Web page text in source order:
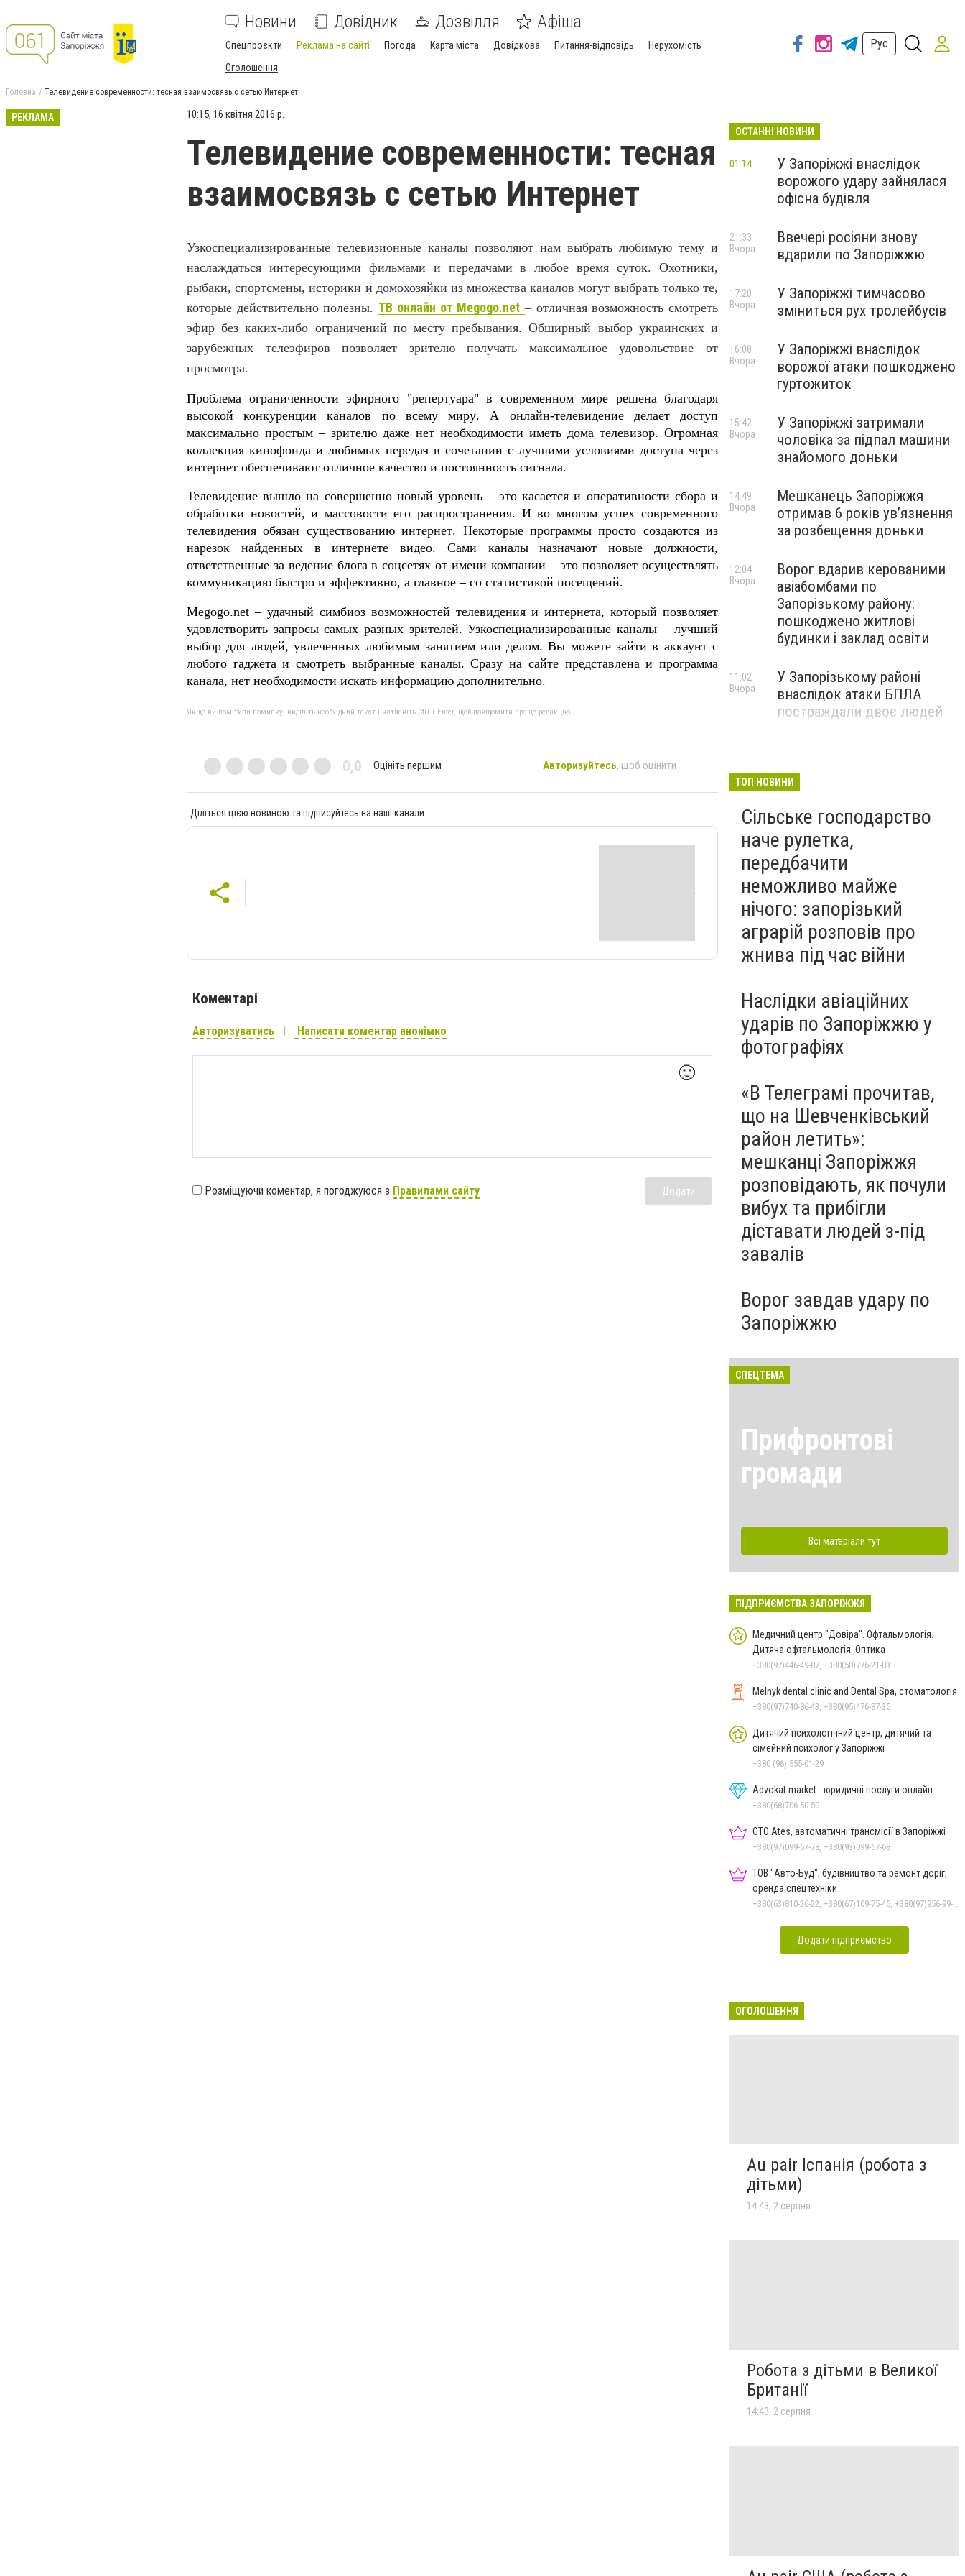
Новини Довідник Дозвілля Афіша
Спецпроєкти Реклама на сайті Погода Карта міста Довідкова Питання-відповідь
Нерухомість
Оголошення
Рус
Головна Телевидение современности: тесная взаимосвязь с сетью Интернет
РЕКЛАМА 10:15, 16 квітня 2016 р.
Телевидение современности: тесная
взаимосвязь с сетью Интернет
Узкоспециализированные телевизионные каналы позволяют нам выбрать любимую тему и
наслаждаться интересующими фильмами и передачами в любое время суток.Охотники,
рыбаки,спортсмены,историки и домохозяйки из множества каналов могут выбрать только те,
которые действительно полезны. ТВ онлайн от Megogo.net – отличная возможность смотреть
эфир без каких-либо ограничений по месту пребывания.Обширный выбор украинских и
зарубежных телеэфиров позволяет зрителю получать максимальное удовольствие от
просмотра.
Проблема ограниченности эфирного "репертуара" в современном мире решена благодаря
высокой конкуренции каналов по всему миру.А онлайн-телевидение делает доступ
максимально простым – зрителю даже нет необходимости иметь дома телевизор.Огромная
коллекция кинофонда и любимых передач в сочетании с лучшими условиями доступа через
интернет обеспечивают отличное качество и постоянность сигнала.
Телевидение вышло на совершенно новый уровень – это касается и оперативности сбора и
обработки новостей,и массовости его распространения. И во многом успех современного
телевидения обязан существованию интернет. Некоторые программы просто создаются из
нарезок найденных в интернете видео. Сами каналы назначают новые должности,
ответственные за ведение блога в соцсетях от имени компании – это позволяет осуществлять
коммуникацию быстро и эффективно, а главное – со статистикой посещений.
Megogo.net– удачный симбиоз возможностей телевидения и интернета, который позволяет
удовлетворить запросы самых разных зрителей.Узкоспециализированные каналы – лучший
выбор для людей, увлеченных любимым занятием или делом.Вы можете зайти в аккаунт с
любого гаджета и смотреть выбранные каналы.Сразу на сайте представлена и программа
канала, нет необходимости искать информацию дополнительно.
Якщо ви помітили помилку, виділіть необхідний текст і натисніть Ctrl + Enter, щоб повідомити про це редакцію
0,0 Оцініть першим Авторизуйтесь, щоб оцінити
Діліться цією новиною та підписуйтесь на наші канали
Коментарі
Авторизуватись Написати коментар анонімно
🙂
Розміщуючи коментар, я погоджуюся з Правилами сайту Додати
ОСТАННІ НОВИНИ
У Запоріжжі внаслідок
ворожого удару зайнялася
офісна будівля
01:14
Ввечері росіяни знову
вдарили по Запоріжжю
21:33
Вчора
У Запоріжжі тимчасово
зміниться рух тролейбусів
17:20
Вчора
У Запоріжжі внаслідок
ворожої атаки пошкоджено
гуртожиток
16:08
Вчора
У Запоріжжі затримали
чоловіка за підпал машини
знайомого доньки
15:42
Вчора
Мешканець Запоріжжя
отримав 6 років увʼязнення
за розбещення доньки
14:49
Вчора
Ворог вдарив керованими
авіабомбами по
Запорізькому району:
пошкоджено житлові
будинки і заклад освіти
12:04
Вчора
У Запорізькому районі
внаслідок атаки БПЛА
постраждали двоє людей
11:02
Вчора
ТОП НОВИНИ
Сільське господарство
наче рулетка,
передбачити
неможливо майже
нічого: запорізький
аграрій розповів про
жнива під час війни
Наслідки авіаційних
ударів по Запоріжжю у
фотографіях
«В Телеграмі прочитав,
що на Шевченківський
район летить»:
мешканці Запоріжжя
розповідають, як почули
вибух та прибігли
діставати людей з-під
завалів
Ворог завдав удару по
Запоріжжю
СПЕЦТЕМА
Прифронтові
громади
Всі матеріали тут
ПІДПРИЄМСТВА ЗАПОРІЖЖЯ
Медичний центр "Довіра". Офтальмологія.
Дитяча офтальмологія. Оптика
+380(97)446-49-87, +380(50)776-21-03
Melnyk dental clinic and Dental Spa, стоматологія
+380(97)740-86-43, +380(95)476-87-35
Дитячий психологічний центр, дитячий та
сімейний психолог у Запоріжжі
+380 (96) 555-01-29
Advokat market - юридичні послуги онлайн
+380(68)706-50-50
СТО Ates, автоматичні трансмісії в Запоріжжі
+380(97)099-67-78, +380(93)099-67-68
ТОВ "Авто-Буд", будівництво та ремонт доріг,
оренда спецтехніки
Додати підприємство
ОГОЛОШЕННЯ
Au pair Іспанія (робота з
дітьми)
14:43, 2 серпня
Робота з дітьми в Великої
Британії
14:43, 2 серпня